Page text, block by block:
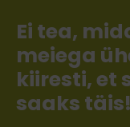
Ei tea,
meiega
kiiresti, et
saaks täis!